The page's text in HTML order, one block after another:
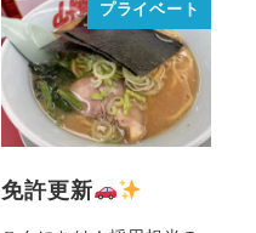
プライベート
免許更新